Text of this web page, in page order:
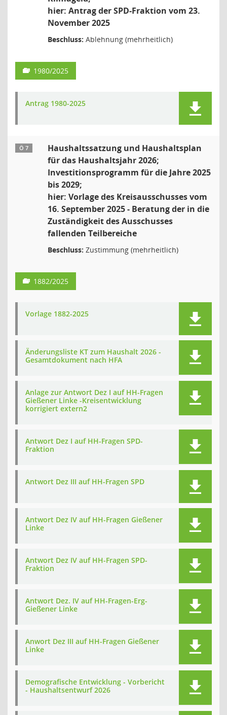
hier: Antrag der SPD-Fraktion vom 23.
November 2025
Beschluss: Ablehnung (mehrheitlich)
1980/2025
Antrag 1980-2025
Ö 7
Haushaltssatzung und Haushaltsplan
für das Haushaltsjahr 2026;
Investitionsprogramm für die Jahre 2025
bis 2029;
hier: Vorlage des Kreisausschusses vom
16. September 2025 - Beratung der in die
Zuständigkeit des Ausschusses
fallenden Teilbereiche
Beschluss: Zustimmung (mehrheitlich)
1882/2025
Vorlage 1882-2025
Änderungsliste KT zum Haushalt 2026 -
Gesamtdokument nach HFA
Anlage zur Antwort Dez I auf HH-Fragen
Gießener Linke -Kreisentwicklung
korrigiert extern2
Antwort Dez I auf HH-Fragen SPD-
Fraktion
Antwort Dez III auf HH-Fragen SPD
Antwort Dez IV auf HH-Fragen Gießener
Linke
Antwort Dez IV auf HH-Fragen SPD-
Fraktion
Antwort Dez. IV auf HH-Fragen-Erg-
Gießener Linke
Anwort Dez III auf HH-Fragen Gießener
Linke
Demografische Entwicklung - Vorbericht
- Haushaltsentwurf 2026